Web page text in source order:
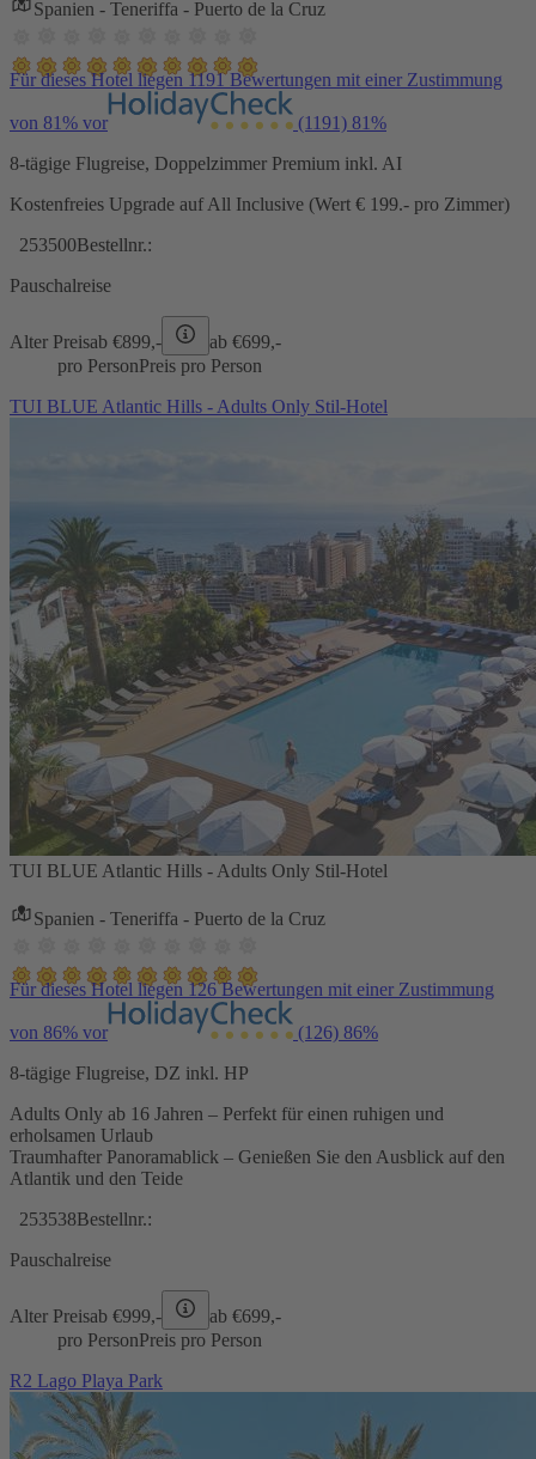
Spanien - Teneriffa - Puerto de la Cruz
Für dieses Hotel liegen 1191 Bewertungen mit einer Zustimmung
von 81% vor (1191) 81%
8-tägige Flugreise, Doppelzimmer Premium inkl. AI
Kostenfreies Upgrade auf All Inclusive (Wert € 199.- pro Zimmer)
253500Bestellnr.:
Pauschalreise
Alter Preisab €899,- ab €699,-
pro PersonPreis pro Person
TUI BLUE Atlantic Hills - Adults Only Stil-Hotel
TUI BLUE Atlantic Hills - Adults Only Stil-Hotel
Spanien - Teneriffa - Puerto de la Cruz
Für dieses Hotel liegen 126 Bewertungen mit einer Zustimmung
von 86% vor (126) 86%
8-tägige Flugreise, DZ inkl. HP
Adults Only ab 16 Jahren – Perfekt für einen ruhigen und
erholsamen Urlaub
Traumhafter Panoramablick – Genießen Sie den Ausblick auf den
Atlantik und den Teide
253538Bestellnr.:
Pauschalreise
Alter Preisab €999,- ab €699,-
pro PersonPreis pro Person
R2 Lago Playa Park